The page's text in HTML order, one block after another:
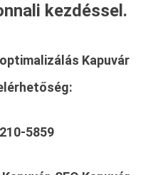
kezdéssel.
Kapuvár
5859